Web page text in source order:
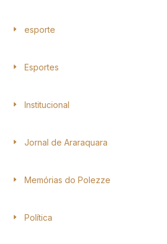
esporte
Esportes
Institucional
Jornal de Araraquara
Memórias do Polezze
Política